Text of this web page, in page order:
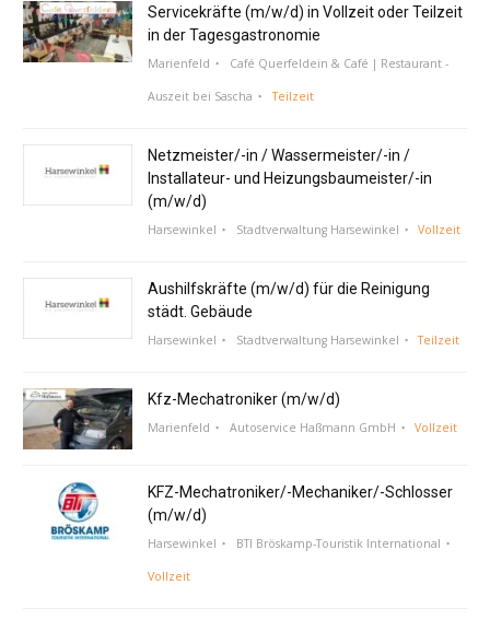
Servicekräfte (m/w/d) in Vollzeit oder Teilzeit
in der Tagesgastronomie
Marienfeld Café Querfeldein & Café | Restaurant -
Auszeit bei Sascha Teilzeit
Netzmeister/-in / Wassermeister/-in /
Installateur- und Heizungsbaumeister/-in
(m/w/d)
Harsewinkel Stadtverwaltung Harsewinkel Vollzeit
Aushilfskräfte (m/w/d) für die Reinigung
städt. Gebäude
Harsewinkel Stadtverwaltung Harsewinkel Teilzeit
Kfz-Mechatroniker (m/w/d)
Marienfeld Autoservice Haßmann GmbH Vollzeit
KFZ-Mechatroniker/-Mechaniker/-Schlosser
(m/w/d)
Harsewinkel BTI Bröskamp-Touristik International
Vollzeit